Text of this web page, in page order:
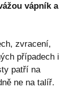
vápník a
zvracení,
případech i
patří na
ne na talíř.